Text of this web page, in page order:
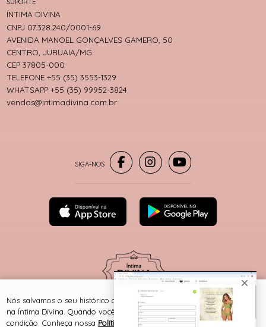
SUPORTE
ÍNTIMA DIVINA
CNPJ 07.328.240/0001-69
AVENIDA MANOEL GONÇALVES GAMERO, 50
CENTRO, JURUAIA/MG
CEP 37805-000
TELEFONE +55 (35) 3553-1329
WHATSAPP +55 (35) 99952-3824
vendas@intimadivina.com.br
® TODOS DIREITOS RESERVADOS
Nós salvamos o seu histórico de uso pra oferecer a melhor experiência
na Íntima Divina. Quando você navega no nosso site, aceita esta
condição. Conheça nossa Política de Cookies e Privacidade.